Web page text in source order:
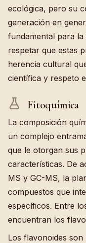
ecológica, pero su
generación en
fundamental para la
respetar que estas
herencia cultural
científica y respeto
Fitoquímica
La composición
un complejo
que le otorgan sus
características. De
MS y GC-MS, la
compuestos que
específicos. Entre
encuentran los
Los flavonoides